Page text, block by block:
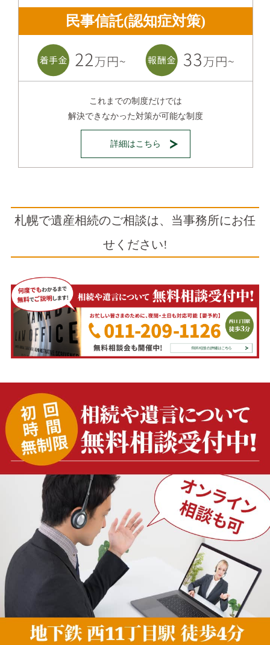
民事信託(認知症対策)
これまでの制度だけでは
解決できなかった対策が可能な制度
詳細はこちら
札幌で遺産相続のご相談は、当事務所にお任
せください!